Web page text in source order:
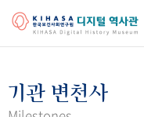
걸어온 길 기관 변천사
기관 변천사